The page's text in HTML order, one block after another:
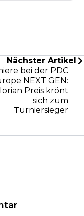
Nächster Artikel
bei der PDC
NEXT GEN:
Preis krönt
sich zum
Turniersieger